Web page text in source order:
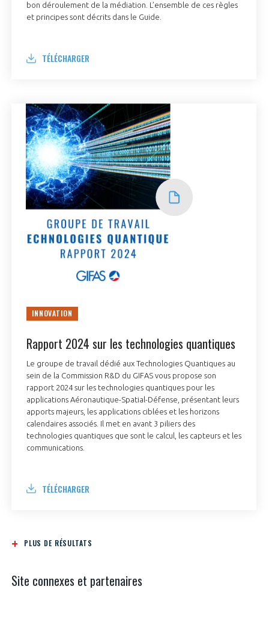
bon déroulement de la médiation. L’ensemble de ces règles
et principes sont décrits dans le Guide.
TÉLÉCHARGER
INNOVATION
Rapport 2024 sur les technologies quantiques
Le groupe de travail dédié aux Technologies Quantiques au
sein de la Commission R&D du GIFAS vous propose son
rapport 2024 sur les technologies quantiques pour les
applications Aéronautique-Spatial-Défense, présentant leurs
apports majeurs, les applications ciblées et les horizons
calendaires associés. Il met en avant 3 piliers des
technologies quantiques que sont le calcul, les capteurs et les
communications.
TÉLÉCHARGER
PLUS DE RÉSULTATS
Site connexes et partenaires